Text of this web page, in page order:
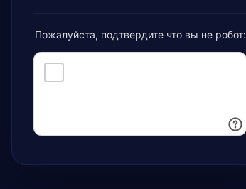
Пожалуйста, подтвердите что вы не робот: